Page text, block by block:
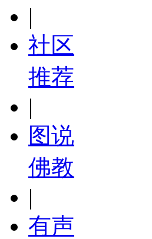
|
社区
推荐
|
图说
佛教
|
有声